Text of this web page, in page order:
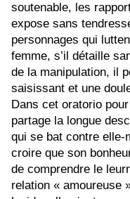
soutenable, les
expose sans
personnages qui
femme, s’il détaille
de la manipulation, il
saisissant et une
Dans cet oratorio
partage la longue
qui se bat contre elle-
croire que son
de comprendre le
relation « amoureuse